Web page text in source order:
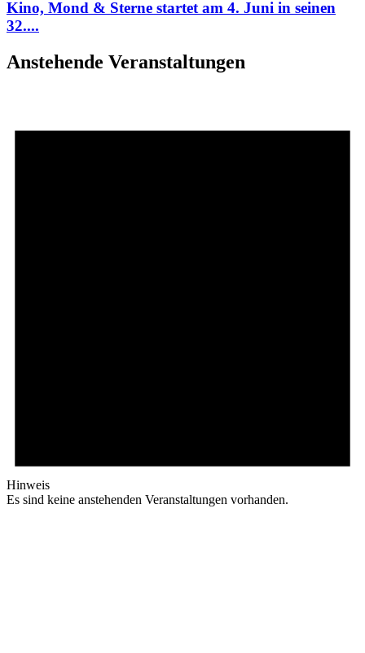
Kino, Mond & Sterne startet am 4. Juni in seinen
32....
Anstehende Veranstaltungen
Hinweis
Es sind keine anstehenden Veranstaltungen vorhanden.